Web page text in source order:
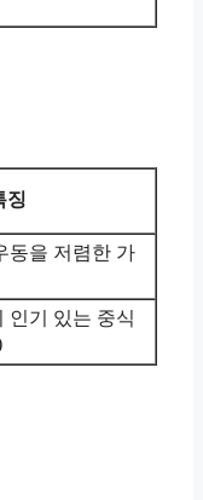
징
동을 저렴한 가
인기 있는 중식